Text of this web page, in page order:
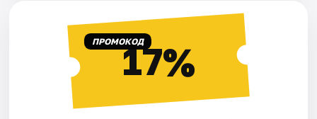
ПРОМОКОД17%